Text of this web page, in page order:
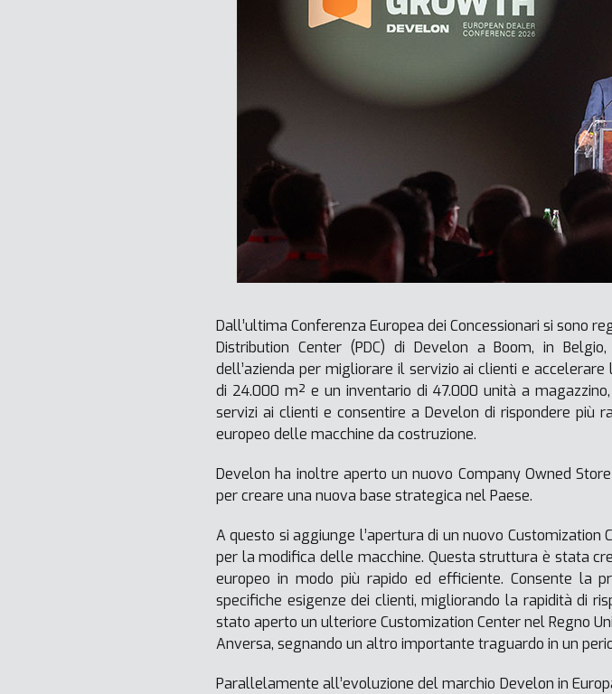
Dall’ultima Conferenza Europea dei Concessionari si sono
Distribution Center (PDC) di Develon a Boom, in
dell’azienda per migliorare il servizio ai clienti e
di 24.000 m² e un inventario di 47.000 unità a
servizi ai clienti e consentire a Develon di rispondere più
europeo delle macchine da costruzione.
Develon ha inoltre aperto un nuovo Company Owned
per creare una nuova base strategica nel Paese.
A questo si aggiunge l’apertura di un nuovo
per la modifica delle macchine. Questa struttura è stata
europeo in modo più rapido ed efficiente. Consente la
specifiche esigenze dei clienti, migliorando la rapidità di
stato aperto un ulteriore Customization Center nel Regno
Anversa, segnando un altro importante traguardo in un
Parallelamente all’evoluzione del marchio Develon in